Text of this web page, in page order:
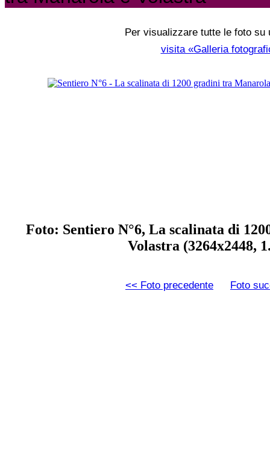
Per visualizzare tutte le foto su
visita «Galleria
Foto: Sentiero N°6, La scalinata di
Volastra (3264x2448,
<< Foto precedente Foto